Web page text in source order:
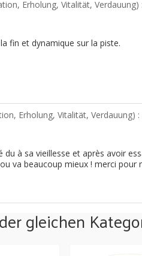
Erholung, Vitalität, Verdauung) :
fin et dynamique sur la piste.
Erholung, Vitalität, Verdauung) :
à sa vieillesse et après avoir
va beaucoup mieux ! merci
gleichen